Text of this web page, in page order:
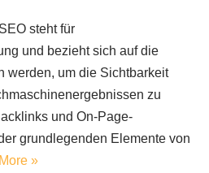
steht für
und bezieht sich auf die
werden, um die Sichtbarkeit
zu
und On-Page-
grundlegenden Elemente von
»